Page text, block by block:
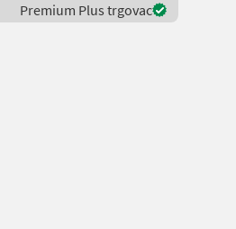
Premium Plus trgovac